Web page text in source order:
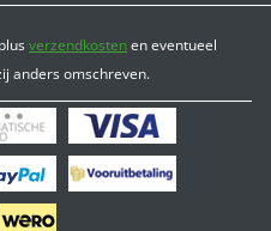
verzendkostenen eventueel
anders omschreven.